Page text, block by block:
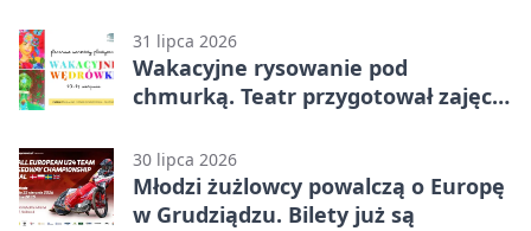
31 lipca 2026
Wakacyjne rysowanie pod
chmurką. Teatr przygotował zajęcia
30 lipca 2026
Młodzi żużlowcy powalczą o Europę
w Grudziądzu. Bilety już są